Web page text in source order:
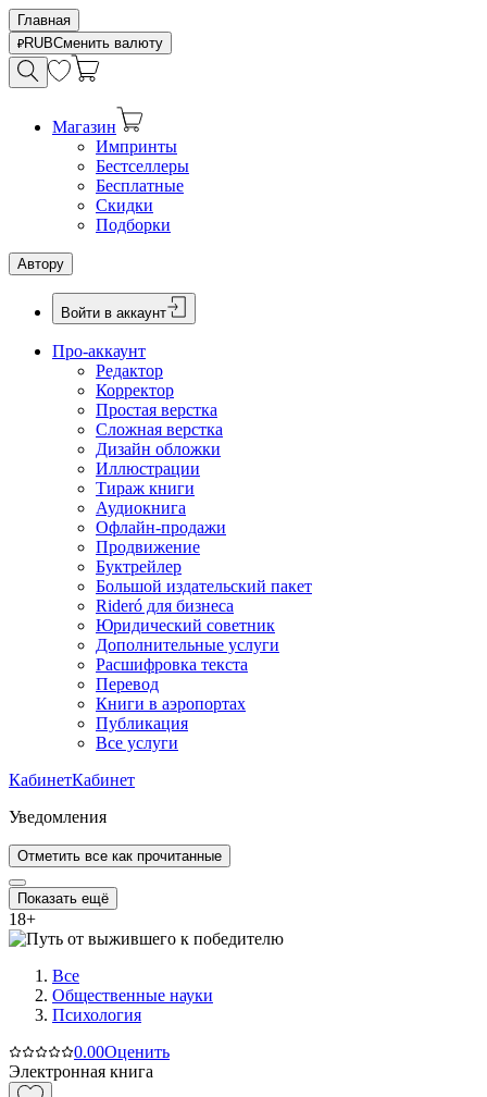
Главная
RUBСменить валюту
Магазин
Импринты
Бестселлеры
Бесплатные
Скидки
Подборки
Автору
Войти в аккаунт
Про-аккаунт
Редактор
Корректор
Простая верстка
Сложная верстка
Дизайн обложки
Иллюстрации
Тираж книги
Аудиокнига
Офлайн-продажи
Продвижение
Буктрейлер
Большой издательский пакет
Rideró для бизнеса
Юридический советник
Дополнительные услуги
Расшифровка текста
Перевод
Книги в аэропортах
Публикация
Все услуги
КабинетКабинет
Уведомления
Отметить все как прочитанные
Показать ещё
18+
Все
Общественные науки
Психология
0.00Оценить
Электронная книга